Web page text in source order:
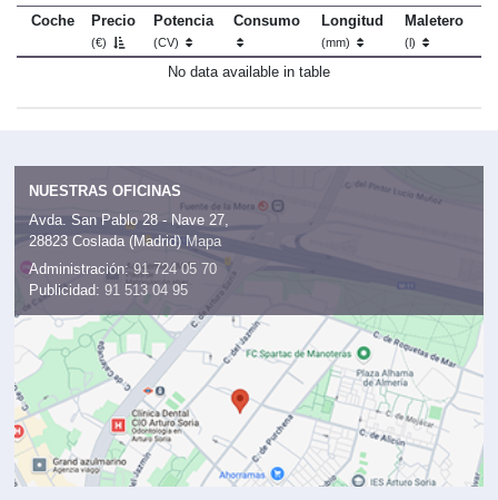
Coche
Precio
(€)
Potencia
(CV)
Consumo Longitud
(mm)
Maletero
(l)
No data available in table
NUESTRAS OFICINAS
Avda. San Pablo 28 - Nave 27,
28823 Coslada (Madrid) Mapa
Administración: 91 724 05 70
Publicidad: 91 513 04 95